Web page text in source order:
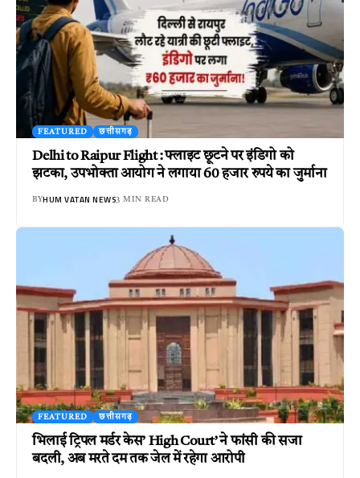
FEATURED छत्तीसगढ़
Delhi to Raipur Flight : फ्लाइट छूटने पर इंडिगो को
झटका, उपभोक्ता आयोग ने लगाया 60 हजार रुपये का जुर्माना
BYHUM VATAN NEWS3 MIN READ
FEATURED छत्तीसगढ़
भिलाई ट्रिपल मर्डर केस’ High Court’ ने फांसी की सजा
बदली, अब मरते दम तक जेल में रहेगा आरोपी